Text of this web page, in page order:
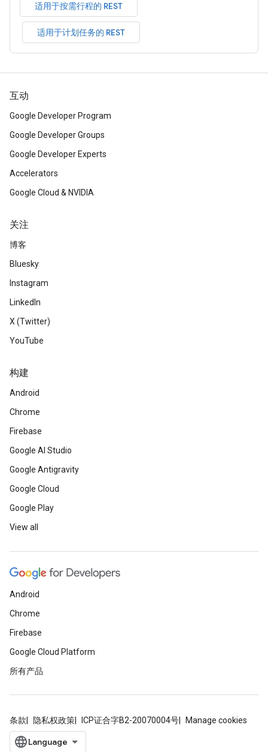
适用于按需行程的 REST
适用于计划任务的 REST
互动
Google Developer Program
Google Developer Groups
Google Developer Experts
Accelerators
Google Cloud & NVIDIA
关注
博客
Bluesky
Instagram
LinkedIn
X (Twitter)
YouTube
构建
Android
Chrome
Firebase
Google AI Studio
Google Antigravity
Google Cloud
Google Play
View all
Android
Chrome
Firebase
Google Cloud Platform
所有产品
条款 隐私权政策 ICP证合字B2-20070004号 Manage cookies